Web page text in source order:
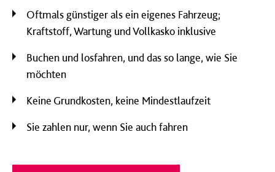
Oftmals günstiger als ein eigenes Fahrzeug;
Kraftstoff, Wartung und Vollkasko inklusive
Buchen und losfahren, und das so lange, wie Sie
möchten
Keine Grundkosten, keine Mindestlaufzeit
Sie zahlen nur, wenn Sie auch fahren